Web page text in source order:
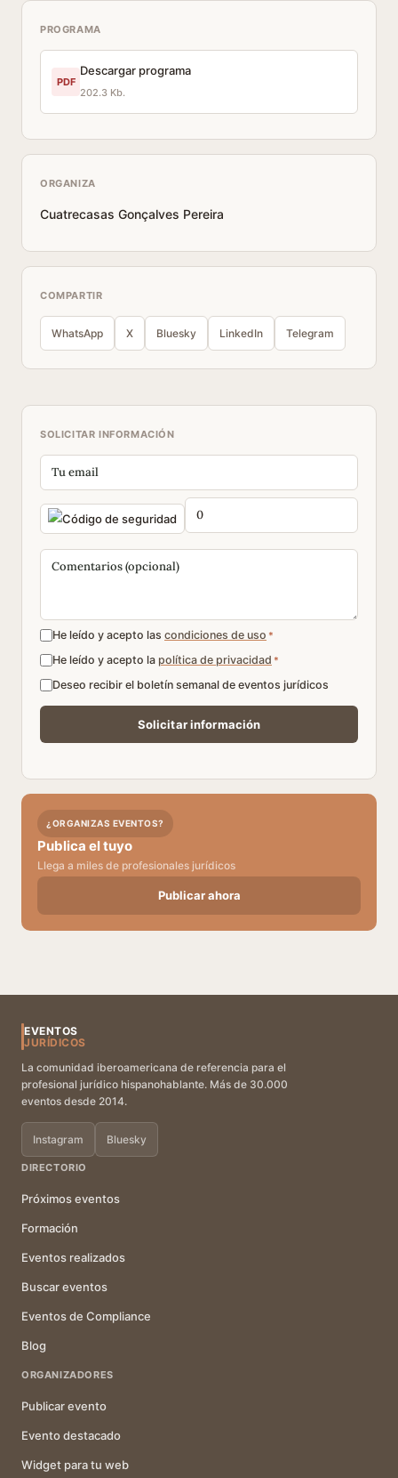
PROGRAMA
PDF
Descargar programa
202.3 Kb.
ORGANIZA
Cuatrecasas Gonçalves Pereira
COMPARTIR
WhatsApp X Bluesky LinkedIn Telegram
SOLICITAR INFORMACIÓN
He leído y acepto las condiciones de uso *
He leído y acepto la política de privacidad *
Deseo recibir el boletín semanal de eventos jurídicos
¿ORGANIZAS EVENTOS?
Publica el tuyo
Llega a miles de profesionales jurídicos
Publicar ahora
EVENTOS
JURÍDICOS
La comunidad iberoamericana de referencia para el
profesional jurídico hispanohablante. Más de 30.000
eventos desde 2014.
Instagram Bluesky
DIRECTORIO
Próximos eventos
Formación
Eventos realizados
Buscar eventos
Eventos de Compliance
Blog
ORGANIZADORES
Publicar evento
Evento destacado
Widget para tu web